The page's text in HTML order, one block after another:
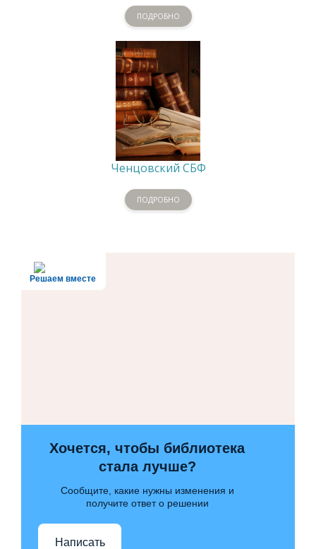
ПОДРОБНО
Ченцовский СБФ
ПОДРОБНО
Решаем вместе
Хочется, чтобы библиотека
стала лучше?
Сообщите, какие нужны изменения и
получите ответ о решении
Написать